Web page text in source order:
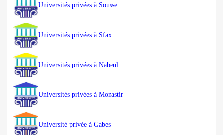
Universités privées à Sousse
Universités privées à Sfax
Universités privées à Nabeul
Universités privées à Monastir
Université privée à Gabes